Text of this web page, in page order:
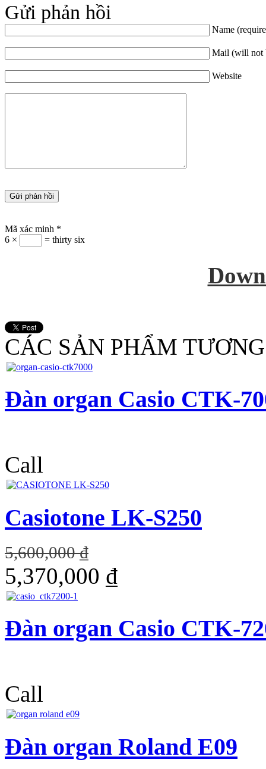
Gửi phản hồi
Name
Mail (will not
Website
Mã xác minh *
6 ×
= thirty six
CÁC SẢN PHẨM
Đàn organ Casio CTK-
Call
Casiotone LK-S250
5,600,000 ₫
5,370,000 ₫
Đàn organ Casio CTK-
Call
Đàn organ Roland E09